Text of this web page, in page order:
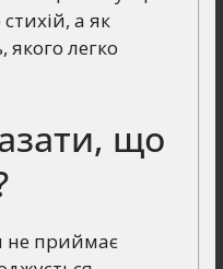
а як
легко
що
не приймає